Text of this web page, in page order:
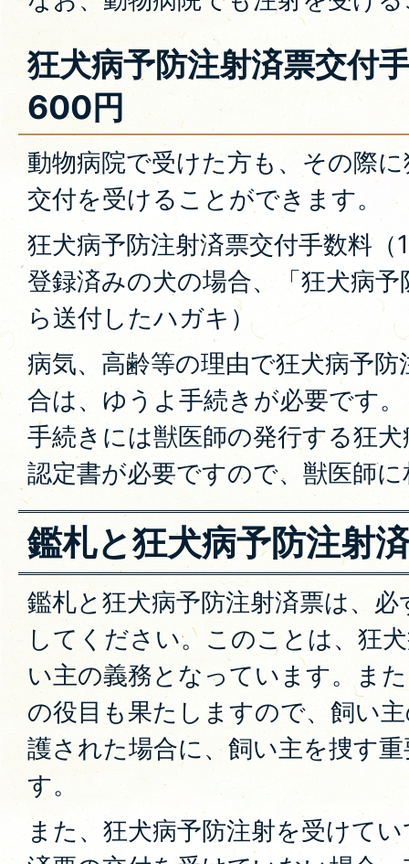
狂犬病予防注射済票交付
600円
動物病院で受けた方も、その際
交付を受けることができます。
狂犬病予防注射済票交付手数料
登録済みの犬の場合、「狂犬病
ら送付したハガキ）
病気、高齢等の理由で狂犬病予
合は、ゆうよ手続きが必要です。
手続きには獣医師の発行する狂
認定書が必要ですので、獣医師
鑑札と狂犬病予防注射
鑑札と狂犬病予防注射済票は、
してください。このことは、狂
い主の義務となっています。ま
の役目も果たしますので、飼い
護された場合に、飼い主を捜す
す。
また、狂犬病予防注射を受けて